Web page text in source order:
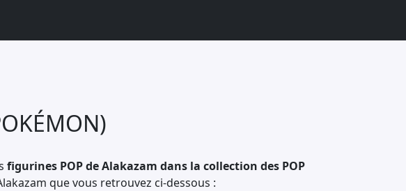
figurines POP de Alakazam dans la collection des POP
que vous retrouvez ci-dessous :